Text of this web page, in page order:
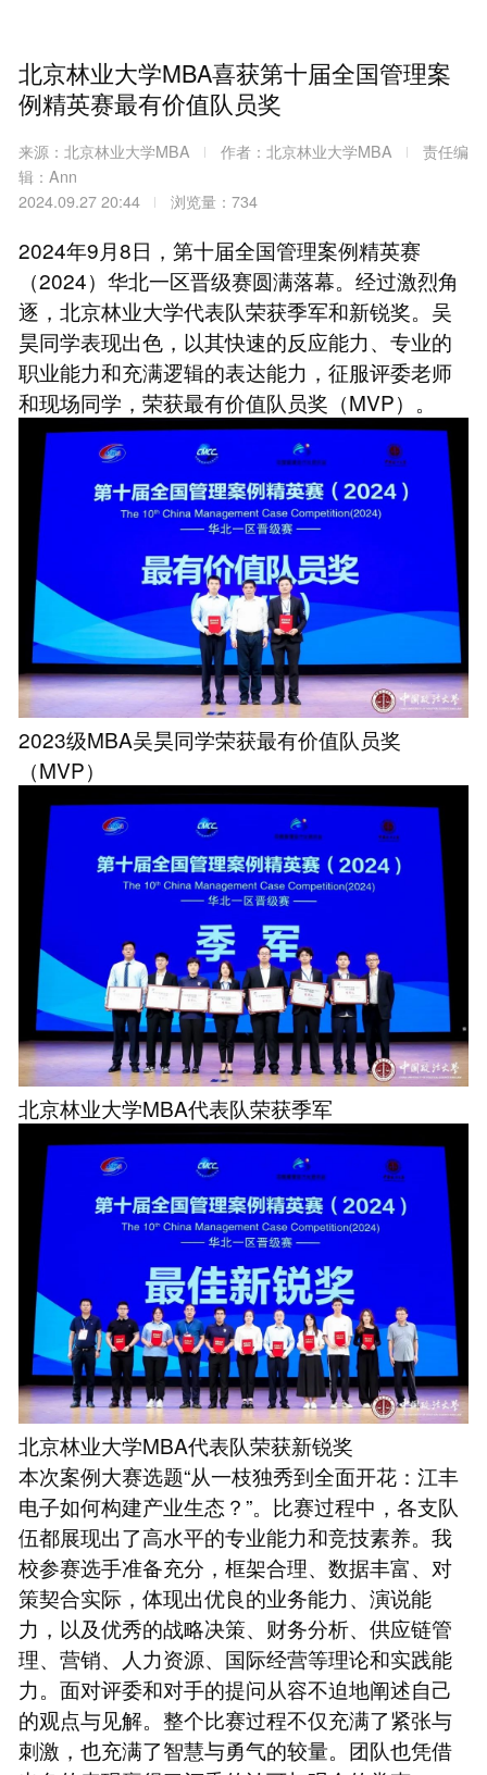
北京林业大学MBA喜获第十届全国管理案
例精英赛最有价值队员奖
来源：北京林业大学MBA 作者：北京林业大学MBA
责任编
辑：Ann
2024.09.27 20:44
浏览量：734
2024年9月8日，第十届全国管理案例精英赛
（2024）华北一区晋级赛圆满落幕。经过激烈角
逐，北京林业大学代表队荣获季军和新锐奖。吴
昊同学表现出色，以其快速的反应能力、专业的
职业能力和充满逻辑的表达能力，征服评委老师
和现场同学，荣获最有价值队员奖（MVP）。
2023级MBA吴昊同学荣获最有价值队员奖
（MVP）
北京林业大学MBA代表队荣获季军
北京林业大学MBA代表队荣获新锐奖
本次案例大赛选题“从一枝独秀到全面开花：江丰
电子如何构建产业生态？”。比赛过程中，各支队
伍都展现出了高水平的专业能力和竞技素养。我
校参赛选手准备充分，框架合理、数据丰富、对
策契合实际，体现出优良的业务能力、演说能
力，以及优秀的战略决策、财务分析、供应链管
理、营销、人力资源、国际经营等理论和实践能
力。面对评委和对手的提问从容不迫地阐述自己
的观点与见解。整个比赛过程不仅充满了紧张与
刺激，也充满了智慧与勇气的较量。团队也凭借